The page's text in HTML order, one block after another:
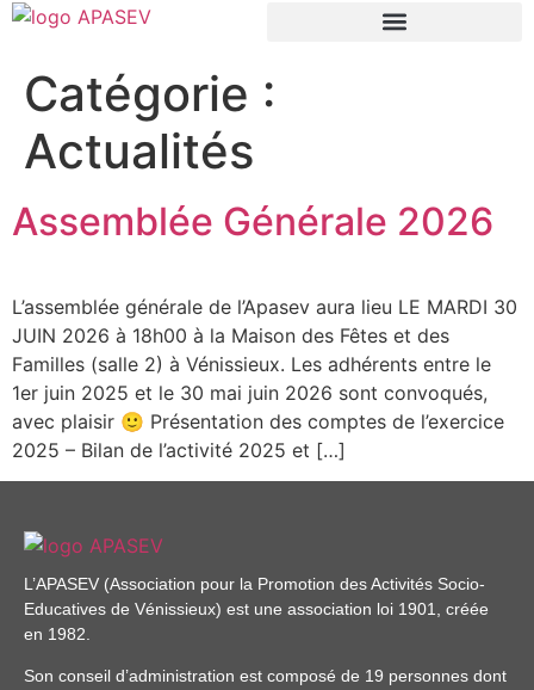
Catégorie :
Actualités
Assemblée Générale 2026
L’assemblée générale de l’Apasev aura lieu LE MARDI 30
JUIN 2026 à 18h00 à la Maison des Fêtes et des
Familles (salle 2) à Vénissieux. Les adhérents entre le
1er juin 2025 et le 30 mai juin 2026 sont convoqués,
avec plaisir 🙂 Présentation des comptes de l’exercice
2025 – Bilan de l’activité 2025 et […]
L’APASEV (Association pour la Promotion des Activités Socio-
Educatives de Vénissieux) est une association loi 1901, créée
en 1982.
Son conseil d’administration est composé de 19 personnes dont